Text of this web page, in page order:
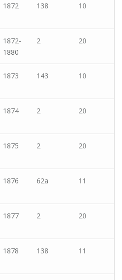
1872 138 10
1872-
1880
2 20
1873 143 10
1874 2 20
1875 2 20
1876 62а 11
1877 2 20
1878 138 11